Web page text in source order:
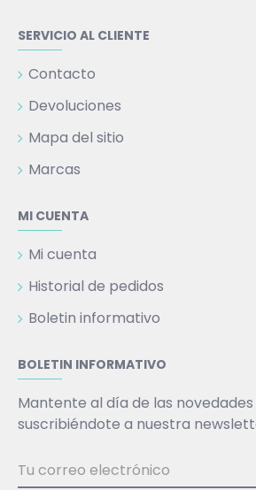
SERVICIO AL CLIENTE
Contacto
Devoluciones
Mapa del sitio
Marcas
MI CUENTA
Mi cuenta
Historial de pedidos
Boletin informativo
BOLETIN INFORMATIVO
Mantente al día de las
suscribiéndote a nuestra